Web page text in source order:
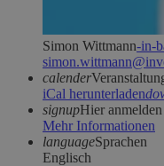
Simon Wittmann
calender
iCal herunterladen
signupHier anmelden
Mehr Informationen
languageSprachen
Englisch